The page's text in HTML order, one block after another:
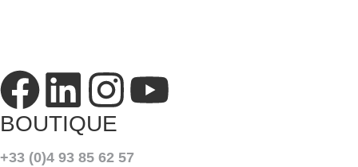
BOUTIQUE
+33 (0)4 93 85 62 57